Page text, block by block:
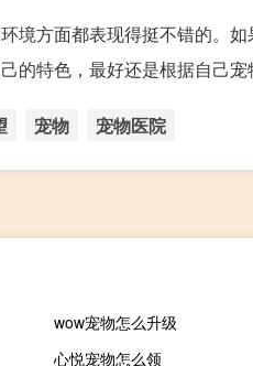
境方面都表现得挺不错的。
特色，最好还是根据自己宠
宠物 宠物医院
wow宠物怎么升级
心悦宠物怎么领